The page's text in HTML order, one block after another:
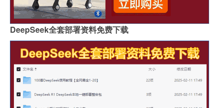
DeepSeek全套部署资料免费下载